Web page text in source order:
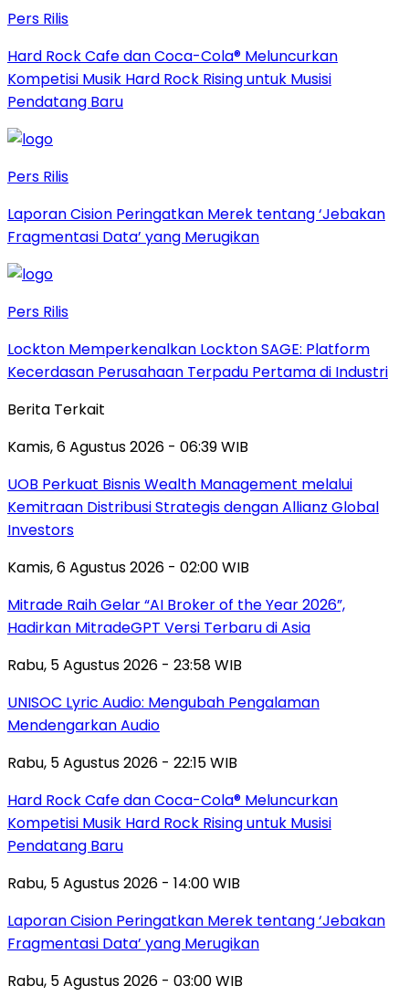
Pers Rilis
Hard Rock Cafe dan Coca-Cola® Meluncurkan
Kompetisi Musik Hard Rock Rising untuk Musisi
Pendatang Baru
Pers Rilis
Laporan Cision Peringatkan Merek tentang ‘Jebakan
Fragmentasi Data’ yang Merugikan
Pers Rilis
Lockton Memperkenalkan Lockton SAGE: Platform
Kecerdasan Perusahaan Terpadu Pertama di Industri
Berita Terkait
Kamis, 6 Agustus 2026 - 06:39 WIB
UOB Perkuat Bisnis Wealth Management melalui
Kemitraan Distribusi Strategis dengan Allianz Global
Investors
Kamis, 6 Agustus 2026 - 02:00 WIB
Mitrade Raih Gelar “AI Broker of the Year 2026”,
Hadirkan MitradeGPT Versi Terbaru di Asia
Rabu, 5 Agustus 2026 - 23:58 WIB
UNISOC Lyric Audio: Mengubah Pengalaman
Mendengarkan Audio
Rabu, 5 Agustus 2026 - 22:15 WIB
Hard Rock Cafe dan Coca-Cola® Meluncurkan
Kompetisi Musik Hard Rock Rising untuk Musisi
Pendatang Baru
Rabu, 5 Agustus 2026 - 14:00 WIB
Laporan Cision Peringatkan Merek tentang ‘Jebakan
Fragmentasi Data’ yang Merugikan
Rabu, 5 Agustus 2026 - 03:00 WIB